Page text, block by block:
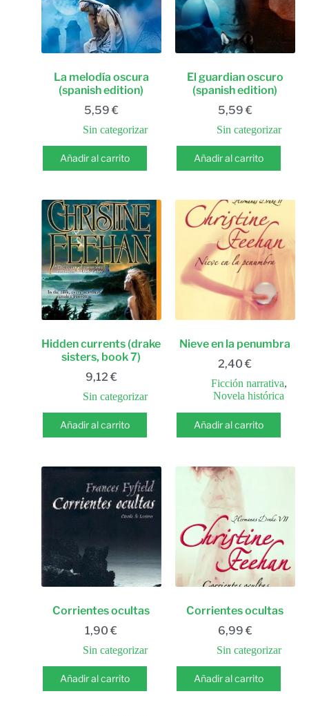
La melodía oscura
(spanish edition)
5,59 €
Sin categorizar
Añadir al carrito
El guardian oscuro
(spanish edition)
5,59 €
Sin categorizar
Añadir al carrito
Hidden currents (drake
sisters, book 7)
9,12 €
Sin categorizar
Añadir al carrito
Nieve en la penumbra
2,40€
Ficción narrativa,
Novela histórica
Añadir al carrito
Corrientes ocultas
1,90€
Sin categorizar
Añadir al carrito
Corrientes ocultas
6,99 €
Sin categorizar
Añadir al carrito